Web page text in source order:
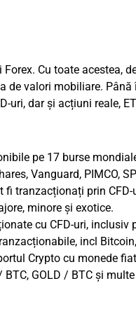
Cu toate acestea,
de valori mobiliare.
uri, dar și acțiuni reale,
pe 17 burse
Vanguard, PIMCO,
tranzacționați prin CFD-
minore și exotice.
cu CFD-uri, inclusiv
incl Bitcoin,
Crypto cu monede
BTC, GOLD / BTC și